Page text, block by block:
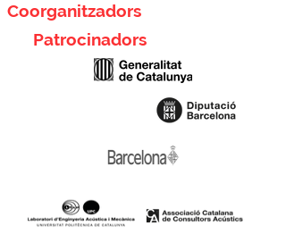
Coorganitzadors
Patrocinadors